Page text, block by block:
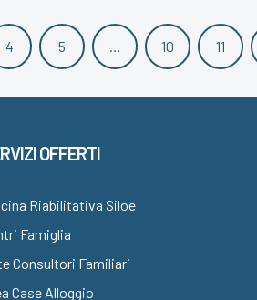
4 5 … 10 11
OFFERTI
Riabilitativa Siloe
Famiglia
Consultori Familiari
Case Alloggio